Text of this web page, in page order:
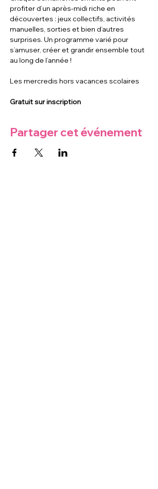
profiter d’un après-midi riche en
découvertes : jeux collectifs, activités
manuelles, sorties et bien d’autres
surprises. Un programme varié pour
s’amuser, créer et grandir ensemble tout
au long de l’année !
Les mercredis hors vacances scolaires
Gratuit sur inscription
Partager cet événement